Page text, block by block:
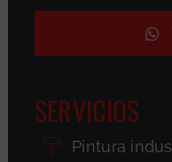
SERVICIOS
Pintura